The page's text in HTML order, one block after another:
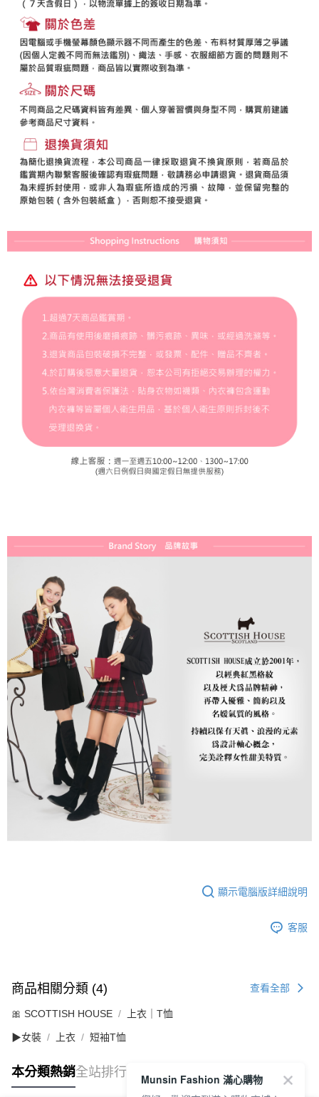
顯示電腦版詳細說明
客服
商品相關分類 (4) 查看全部
🎀 SCOTTISH HOUSE 上衣｜T恤
▶女裝 上衣 短袖T恤
本分類熱銷全站排行
Munsin Fashion 滿心購物